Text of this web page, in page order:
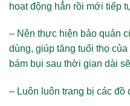
hoạt động hẳn rồi mới tiếp
– Nên thực hiện bảo quản
dùng, giúp tăng tuổi thọ
bám bụi sau thời gian dài
– Luôn luôn trang bị các đồ